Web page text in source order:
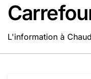
L'information à Chaud